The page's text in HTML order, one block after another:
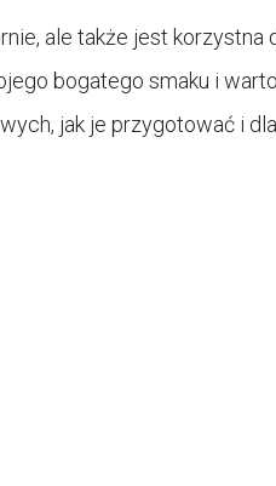
ale także jest korzystna
bogatego smaku i
jak je przygotować i